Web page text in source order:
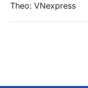
Theo: VNexpress